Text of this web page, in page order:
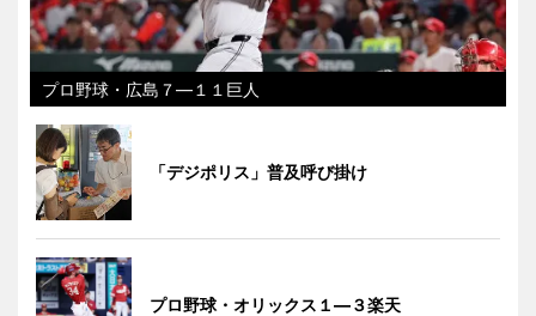
プロ野球・広島７―１１巨人
「デジポリス」普及呼び掛け
プロ野球・オリックス１―３楽天